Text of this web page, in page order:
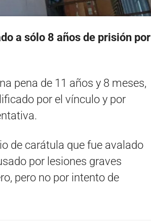
a sólo 8 años de prisión por
pena de 11 años y 8 meses,
por el vínculo y por
de carátula que fue avalado
por lesiones graves
pero no por intento de